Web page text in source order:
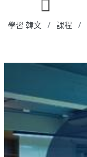
學習 韓文 課程